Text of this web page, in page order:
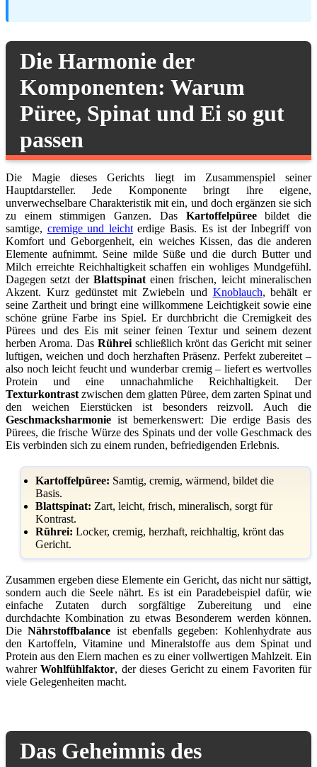
Die Harmonie der
Komponenten: Warum
Püree, Spinat und Ei so gut
passen
Die Magie dieses Gerichts liegt im Zusammenspiel seiner
Hauptdarsteller. Jede Komponente bringt ihre eigene,
unverwechselbare Charakteristik mit ein, und doch ergänzen sie sich
zu einem stimmigen Ganzen. Das Kartoffelpüreebildet die
samtige, cremige und leichterdige Basis. Es ist der Inbegriff von
Komfort und Geborgenheit, ein weiches Kissen, das die anderen
Elemente aufnimmt. Seine milde Süße und die durch Butter und
Milch erreichte Reichhaltigkeit schaffen ein wohliges Mundgefühl.
Dagegen setzt der Blattspinateinen frischen, leicht mineralischen
Akzent. Kurz gedünstet mit Zwiebeln und Knoblauch, behält er
seine Zartheit und bringt eine willkommene Leichtigkeit sowie eine
schöne grüne Farbe ins Spiel. Er durchbricht die Cremigkeit des
Pürees und des Eis mit seiner feinen Textur und seinem dezent
herben Aroma. Das Rühreischließlich krönt das Gericht mit seiner
luftigen, weichen und doch herzhaften Präsenz. Perfekt zubereitet –
also noch leicht feucht und wunderbar cremig – liefert es wertvolles
Protein und eine unnachahmliche Reichhaltigkeit. Der
Texturkontrast zwischen dem glatten Püree, dem zarten Spinat und
den weichen Eierstücken ist besonders reizvoll. Auch die
Geschmacksharmonie ist bemerkenswert: Die erdige Basis des
Pürees, die frische Würze des Spinats und der volle Geschmack des
Eis verbinden sich zu einem runden, befriedigenden Erlebnis.
Kartoffelpüree: Samtig, cremig, wärmend, bildet die
Basis.
Blattspinat: Zart, leicht, frisch, mineralisch, sorgt für
Kontrast.
Rührei: Locker, cremig, herzhaft, reichhaltig, krönt das
Gericht.
Zusammen ergeben diese Elemente ein Gericht, das nicht nur sättigt,
sondern auch die Seele nährt. Es ist ein Paradebeispiel dafür, wie
einfache Zutaten durch sorgfältige Zubereitung und eine
durchdachte Kombination zu etwas Besonderem werden können.
DieNährstoffbalance ist ebenfalls gegeben: Kohlenhydrate aus
den Kartoffeln, Vitamine und Mineralstoffe aus dem Spinat und
Protein aus den Eiern machen es zu einer vollwertigen Mahlzeit. Ein
wahrerWohlfühlfaktor, der dieses Gericht zu einem Favoriten für
viele Gelegenheiten macht.
Das Geheimnis des